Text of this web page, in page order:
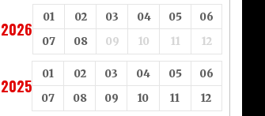
2026
01 02 03 04 05
06
07
08 09 10 11 12
2025
01 02 03 04 05
06
07
08 09 10 11 12